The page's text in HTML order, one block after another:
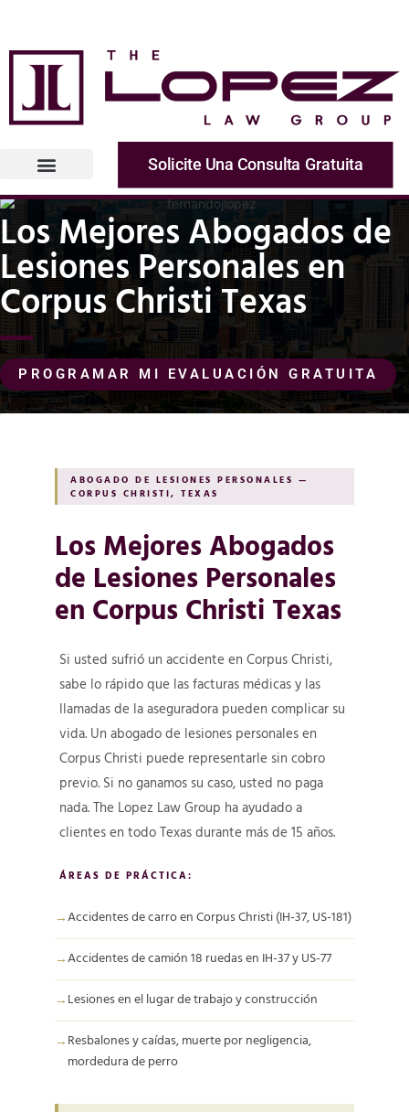
Solicite Una Consulta Gratuita
Los Mejores Abogados de
Lesiones Personales en
Corpus Christi Texas
PROGRAMAR MI EVALUACIÓN GRATUITA
ABOGADO DE LESIONES PERSONALES —
CORPUS CHRISTI, TEXAS
Los Mejores Abogados
de Lesiones Personales
en Corpus Christi Texas
Si usted sufrió un accidente en Corpus Christi,
sabe lo rápido que las facturas médicas y las
llamadas de la aseguradora pueden complicar su
vida. Un abogado de lesiones personales en
Corpus Christi puede representarle sin cobro
previo. Si no ganamos su caso, usted no paga
nada. The Lopez Law Group ha ayudado a
clientes en todo Texas durante más de 15 años.
ÁREAS DE PRÁCTICA:
Accidentes de carro en Corpus Christi (IH-37, US-181)
Accidentes de camión 18 ruedas en IH-37 y US-77
Lesiones en el lugar de trabajo y construcción
Resbalones y caídas, muerte por negligencia,
mordedura de perro